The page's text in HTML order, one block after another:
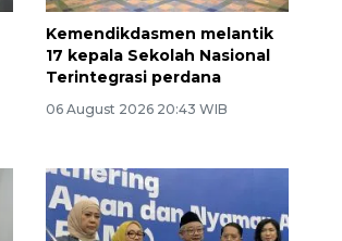
Kemendikdasmen melantik
17 kepala Sekolah Nasional
Terintegrasi perdana
06 August 2026 20:43 WIB